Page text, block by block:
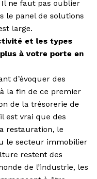
ne faut pas oublier
le panel de solutions
large.
et les types
à votre porte en
d’évoquer des
la fin de ce premier
de la trésorerie de
est vrai que des
restauration, le
le secteur immobilier
restent des
de l’industrie, les